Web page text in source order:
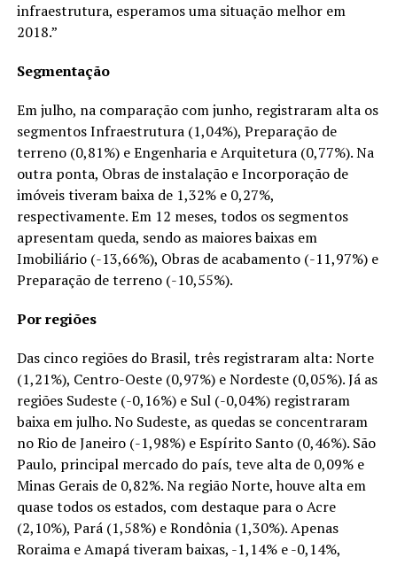
infraestrutura, esperamos uma situação melhor em
2018.”
Segmentação
Em julho, na comparação com junho, registraram alta os
segmentos Infraestrutura (1,04%), Preparação de
terreno (0,81%) e Engenharia e Arquitetura (0,77%). Na
outra ponta, Obras de instalação e Incorporação de
imóveis tiveram baixa de 1,32% e 0,27%,
respectivamente. Em 12 meses, todos os segmentos
apresentam queda, sendo as maiores baixas em
Imobiliário (-13,66%), Obras de acabamento (-11,97%) e
Preparação de terreno (-10,55%).
Por regiões
Das cinco regiões do Brasil, três registraram alta: Norte
(1,21%), Centro-Oeste (0,97%) e Nordeste (0,05%). Já as
regiões Sudeste (-0,16%) e Sul (-0,04%) registraram
baixa em julho. No Sudeste, as quedas se concentraram
no Rio de Janeiro (-1,98%) e Espírito Santo (0,46%). São
Paulo, principal mercado do país, teve alta de 0,09% e
Minas Gerais de 0,82%. Na região Norte, houve alta em
quase todos os estados, com destaque para o Acre
(2,10%), Pará (1,58%) e Rondônia (1,30%). Apenas
Roraima e Amapá tiveram baixas, -1,14% e -0,14%,